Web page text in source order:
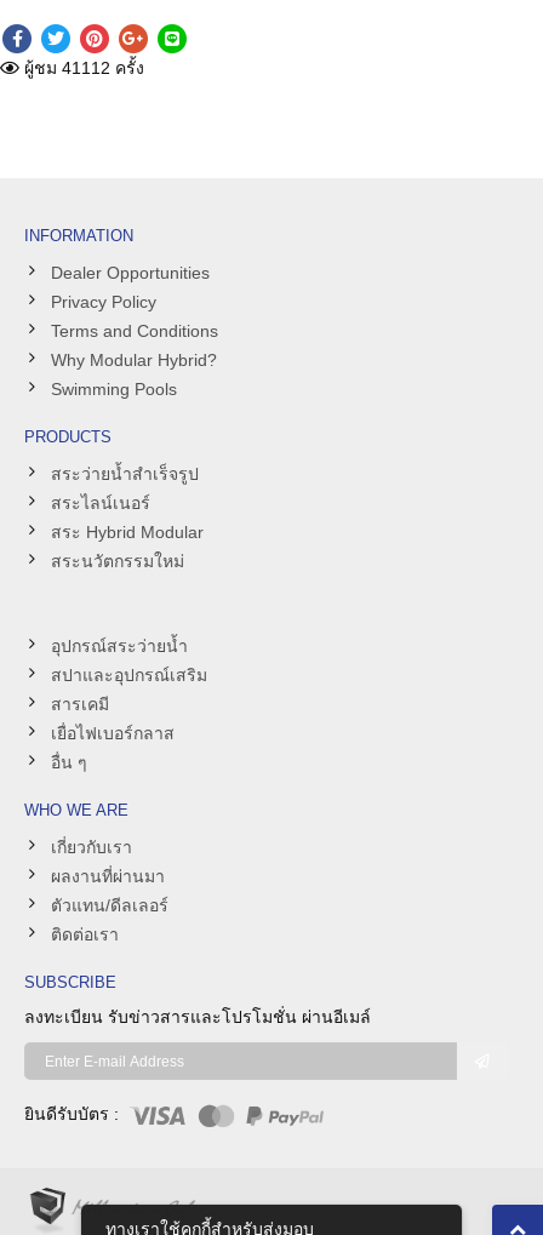
ผู้ชม 41112 ครั้ง
INFORMATION
Dealer Opportunities
Privacy Policy
Terms and Conditions
Why Modular Hybrid?
Swimming Pools
PRODUCTS
สระว่ายน้ำสำเร็จรูป
สระไลน์เนอร์
สระ Hybrid Modular
สระนวัตกรรมใหม่
อุปกรณ์สระว่ายน้ำ
สปาและอุปกรณ์เสริม
สารเคมี
เยื่อไฟเบอร์กลาส
อื่น ๆ
WHO WE ARE
เกี่ยวกับเรา
ผลงานที่ผ่านมา
ตัวแทน/ดีลเลอร์
ติดต่อเรา
SUBSCRIBE
ลงทะเบียน รับข่าวสารและโปรโมชั่น ผ่านอีเมล์
ยินดีรับบัตร :
ทางเราใช้คุกกี้สําหรับส่งมอบ